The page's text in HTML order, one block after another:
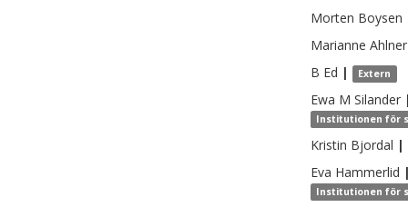
Morten Boysen
Marianne
B Ed | Extern
Ewa M Silander
Institutionen för
Kristin Bjordal |
Eva Hammerlid
Institutionen för